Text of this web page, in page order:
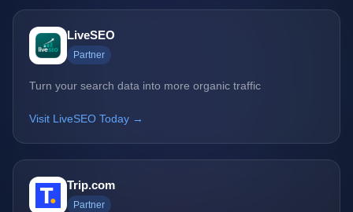
LiveSEO
Partner
Turn your search data into more organic traffic
Visit LiveSEO Today →
Trip.com
Partner